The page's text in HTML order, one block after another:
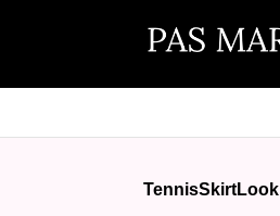
TennisSkirtLook